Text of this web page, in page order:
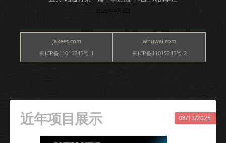
2026年4月9日
jakees.com
蜀ICP备11015245号-1
whuwai.com
蜀ICP备11015245号-2
近年项目展示 08/13/2025